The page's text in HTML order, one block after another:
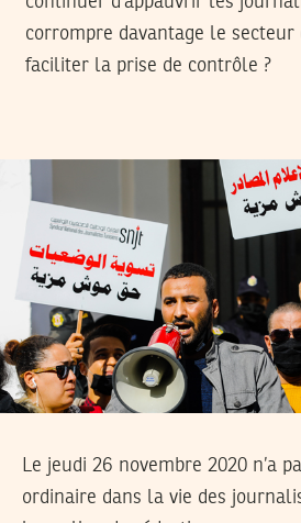
corrompre davantage le secteur
faciliter la prise de contrôle ?
Le jeudi 26 novembre 2020 n’a
ordinaire dans la vie des